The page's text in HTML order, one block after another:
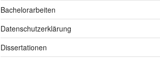
Bachelorarbeiten
Datenschutzerklärung
Dissertationen